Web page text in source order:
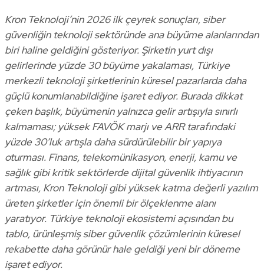
Kron Teknoloji’nin 2026 ilk çeyrek sonuçları, siber
güvenliğin teknoloji sektöründe ana büyüme alanlarından
biri haline geldiğini gösteriyor. Şirketin yurt dışı
gelirlerinde yüzde 30 büyüme yakalaması, Türkiye
merkezli teknoloji şirketlerinin küresel pazarlarda daha
güçlü konumlanabildiğine işaret ediyor. Burada dikkat
çeken başlık, büyümenin yalnızca gelir artışıyla sınırlı
kalmaması; yüksek FAVÖK marjı ve ARR tarafındaki
yüzde 30’luk artışla daha sürdürülebilir bir yapıya
oturması. Finans, telekomünikasyon, enerji, kamu ve
sağlık gibi kritik sektörlerde dijital güvenlik ihtiyacının
artması, Kron Teknoloji gibi yüksek katma değerli yazılım
üreten şirketler için önemli bir ölçeklenme alanı
yaratıyor. Türkiye teknoloji ekosistemi açısından bu
tablo, ürünleşmiş siber güvenlik çözümlerinin küresel
rekabette daha görünür hale geldiği yeni bir döneme
işaret ediyor.